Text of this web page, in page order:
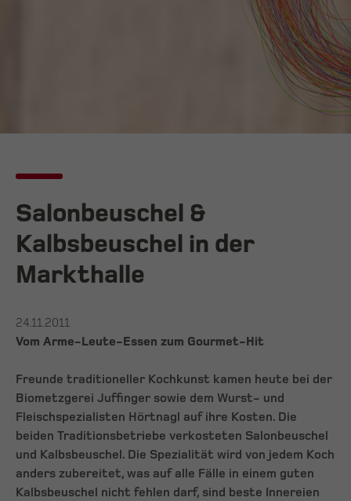
Salonbeuschel &
Kalbsbeuschel in der
Markthalle
24.11.2011
Vom Arme-Leute-Essen zum Gourmet-Hit
Freunde traditioneller Kochkunst kamen heute bei der
Biometzgerei Juffinger sowie dem Wurst- und
Fleischspezialisten Hörtnagl auf ihre Kosten. Die
beiden Traditionsbetriebe verkosteten Salonbeuschel
und Kalbsbeuschel. Die Spezialität wird von jedem Koch
anders zubereitet, was auf alle Fälle in einem guten
Kalbsbeuschel nicht fehlen darf, sind beste Innereien